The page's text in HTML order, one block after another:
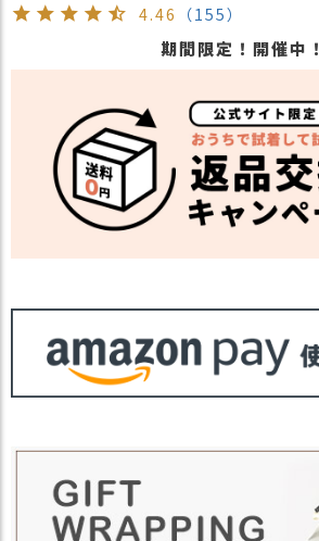
4.46 （155）
期間限定！開催中！